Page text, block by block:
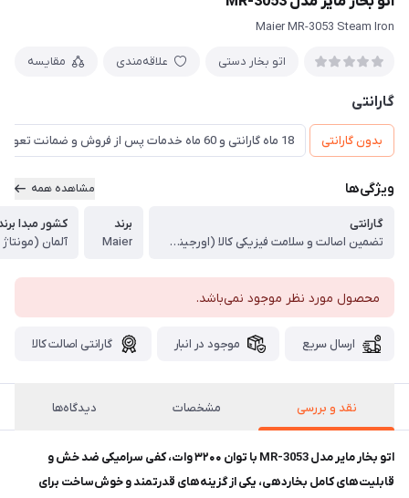
Maier MR-3053 Steam Iron
اتو بخار دستی علاقه‌مندی مقایسه
گارانتی
بدون گارانتی 18 ماه گارانتی و 60 ماه خدمات پس از فروش و ضمانت تعویض
ویژگی‌ها مشاهده همه
گارانتی
تضمین اصالت و سلامت فیزیکی کالا (اورجینال)
برند
Maier
کشور مبدا
آلمان
محصول مورد نظر موجود نمی‌باشد.
ارسال سریع موجود در انبار گارانتی اصالت کالا
نقد و بررسی مشخصات دیدگاه‌ها
اتو بخار مایر مدل MR-3053 با توان ۳۲۰۰ وات، کفی سرامیکی ضد خش و
قابلیت‌های کامل بخاردهی، یکی از گزینه‌های قدرتمند و خوش‌ساخت برای